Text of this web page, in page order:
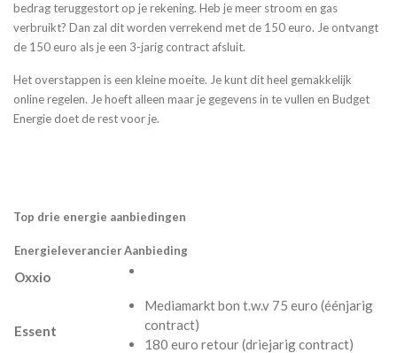
bedrag teruggestort op je rekening. Heb je meer stroom en gas
verbruikt? Dan zal dit worden verrekend met de 150 euro. Je ontvangt
de 150 euro als je een 3-jarig contract afsluit.
Het overstappen is een kleine moeite. Je kunt dit heel gemakkelijk
online regelen. Je hoeft alleen maar je gegevens in te vullen en Budget
Energie doet de rest voor je.
Top drie energie aanbiedingen
EnergieleverancierAanbieding
Oxxio
Essent
Mediamarkt bon t.w.v 75 euro (éénjarig
contract)
180 euro retour (driejarig contract)